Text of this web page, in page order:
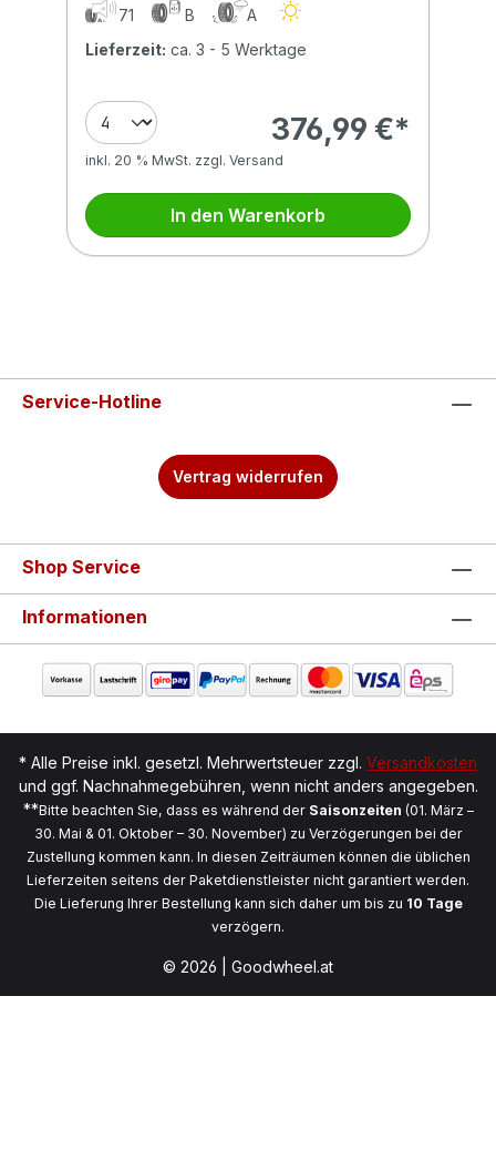
71 B
A
Lieferzeit: ca. 3 - 5 Werktage
376,99 €*
inkl. 20 % MwSt. zzgl. Versand
In den Warenkorb
Service-Hotline
Vertrag widerrufen
Shop Service
Informationen
* Alle Preise inkl. gesetzl. Mehrwertsteuer zzgl. Versandkosten
und ggf. Nachnahmegebühren, wenn nicht anders angegeben.
**Bitte beachten Sie, dass es während der Saisonzeiten (01. März –
30. Mai & 01. Oktober – 30. November) zu Verzögerungen bei der
Zustellung kommen kann. In diesen Zeiträumen können die üblichen
Lieferzeiten seitens der Paketdienstleister nicht garantiert werden.
Die Lieferung Ihrer Bestellung kann sich daher um bis zu 10 Tage
verzögern.
© 2026 | Goodwheel.at